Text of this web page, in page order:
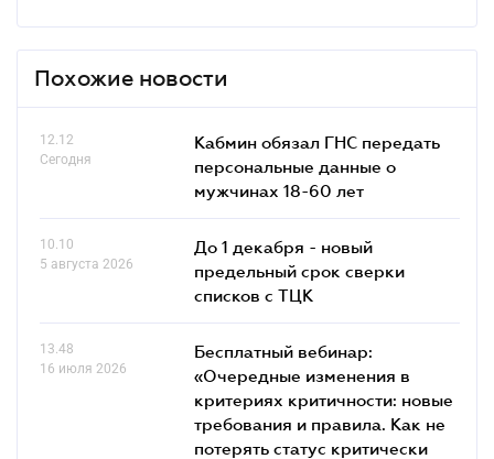
Похожие новости
12.12
Сегодня
Кабмин обязал ГНС передать
персональные данные о
мужчинах 18-60 лет
10.10
5 августа 2026
До 1 декабря - новый
предельный срок сверки
списков c ТЦК
13.48
16 июля 2026
Бесплатный вебинар:
«Очередные изменения в
критериях критичности: новые
требования и правила. Как не
потерять статус критически